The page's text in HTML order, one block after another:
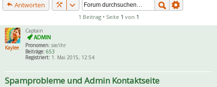
Antworten
1 Beitrag • Seite 1 von 1
Kaylee
Captain
Pronomen: sie/ihr
Beiträge: 653
Registriert: 1. Mai 2015, 12:54
Spamprobleme und Admin Kontaktseite